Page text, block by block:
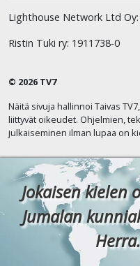
Lighthouse Network Ltd Oy:
Ristin Tuki ry: 1911738-0
© 2026 TV7
Näitä sivuja hallinnoi Taivas
liittyvät oikeudet. Ohjelmien,
julkaiseminen ilman lupaa on
Jokaisen kielen
Jumalan